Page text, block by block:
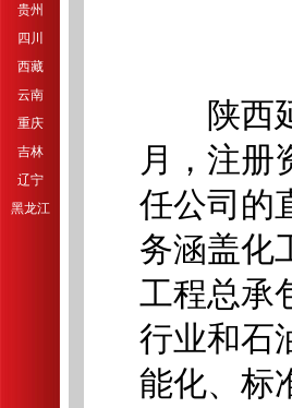
贵州
四川
西藏
云南
重庆
吉林
辽宁
黑龙江
陕西延
月，注册
任公司的
务涵盖化
工程总承
行业和石
能化、标